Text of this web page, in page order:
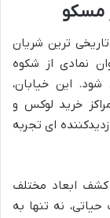
مسکو
ترین شریان
نمادی از شکوه
این خیابان،
خرید لوکس و
ای تجربه
ابعاد مختلف
نه تنها به